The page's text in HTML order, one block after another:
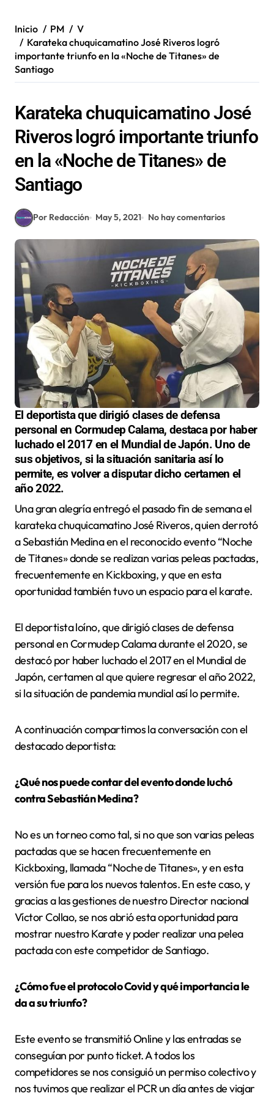
Inicio PM
V
Karateka chuquicamatino José Riveros logró
importante triunfo en la «Noche de Titanes» de
Santiago
Karateka chuquicamatino José
Riveros logró importante triunfo
en la «Noche de Titanes» de
Santiago
Por Redacción May 5, 2021 No hay comentarios
El deportista que dirigió clases de defensa
personal en Cormudep Calama, destaca por haber
luchado el 2017 en el Mundial de Japón. Uno de
sus objetivos, si la situación sanitaria así lo
permite, es volver a disputar dicho certamen el
año 2022.
Una gran alegría entregó el pasado fin de semana el
karateka chuquicamatino José Riveros, quien derrotó
a Sebastián Medina en el reconocido evento “Noche
de Titanes» donde se realizan varias peleas pactadas,
frecuentemente en Kickboxing, y que en esta
oportunidad también tuvo un espacio para el karate.
El deportista loíno, que dirigió clases de defensa
personal en Cormudep Calama durante el 2020, se
destacó por haber luchado el 2017 en el Mundial de
Japón, certamen al que quiere regresar el año 2022,
si la situación de pandemia mundial así lo permite.
A continuación compartimos la conversación con el
destacado deportista:
¿Qué nos puede contar del evento donde luchó
contra Sebastián Medina?
No es un torneo como tal, si no que son varias peleas
pactadas que se hacen frecuentemente en
Kickboxing, llamada “Noche de Titanes», y en esta
versión fue para los nuevos talentos. En este caso, y
gracias a las gestiones de nuestro Director nacional
Víctor Collao, se nos abrió esta oportunidad para
mostrar nuestro Karate y poder realizar una pelea
pactada con este competidor de Santiago.
¿Cómo fue el protocolo Covid y qué importancia le
da a su triunfo?
Este evento se transmitió Online y las entradas se
conseguían por punto ticket. A todos los
competidores se nos consiguió un permiso colectivo y
nos tuvimos que realizar el PCR un día antes de viajar